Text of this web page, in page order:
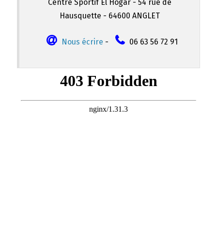
Centre Sportif El Hogar - 54 rue de
Hausquette - 64600 ANGLET
Nous écrire - 06 63 56 72 91